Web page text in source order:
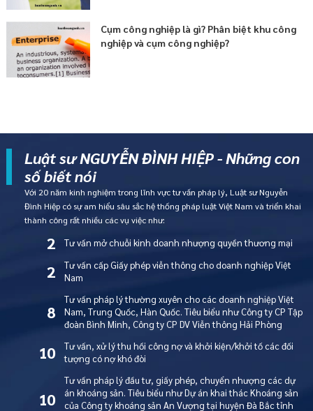
Cụm công nghiệp là gì? Phân biệt khu công
nghiệp và cụm công nghiệp?
Luật sư NGUYỄN ĐÌNH HIỆP - Những con
số biết nói
Với 20 năm kinh nghiệm trong lĩnh vực tư vấn pháp lý, Luật sư Nguyễn
Đình Hiệp có sự am hiểu sâu sắc hệ thống pháp luật Việt Nam và triển khai
thành công rất nhiều các vụ việc như:
2 Tư vấn mở chuỗi kinh doanh nhượng quyền thương mại
2
Tư vấn cấp Giấy phép viễn thông cho doanh nghiệp Việt
Nam
8
Tư vấn pháp lý thường xuyên cho các doanh nghiệp Việt
Nam, Trung Quốc, Hàn Quốc. Tiêu biểu như Công ty CP Tập
đoàn Bình Minh, Công ty CP DV Viễn thông Hải Phòng
10
Tư vấn, xử lý thu hồi công nợ và khởi kiện/khởi tố các đối
tượng có nợ khó đòi
10
Tư vấn pháp lý đầu tư, giấy phép, chuyển nhượng các dự
án khoáng sản. Tiêu biểu như Dự án khai thác Khoáng sản
của Công ty khoáng sản An Vượng tại huyện Đà Bắc tỉnh